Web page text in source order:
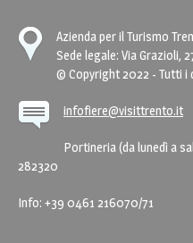
Azienda per il Turismo
Sede legale: Via Grazioli,
© Copyright 2022 - Tutti i
infofiere@visittrento.it
Portineria (da lunedì a
282320
Info: +39 0461 216070/71